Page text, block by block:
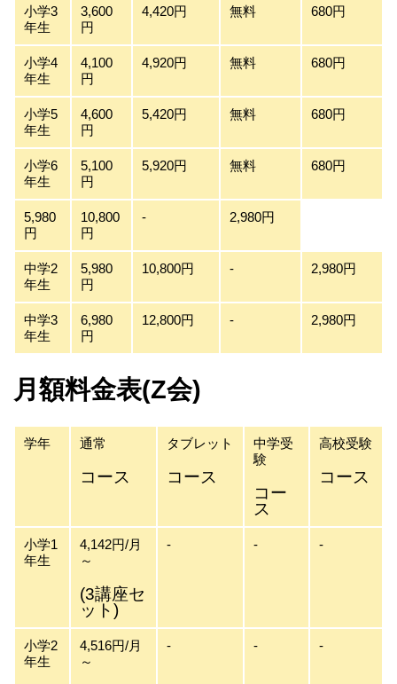
小学3
年生
3,600
円
4,420円 無料 680円
小学4
年生
4,100
円
4,920円 無料 680円
小学5
年生
4,600
円
5,420円 無料 680円
小学6
年生
5,100
円
5,920円 無料 680円
5,980
円
10,800
円
- 2,980円
中学2
年生
5,980
円
10,800円 - 2,980円
中学3
年生
6,980
円
12,800円 - 2,980円
月額料金表(Z会)
学年 通常
コース
タブレット
コース
中学受
験
コー
ス
高校受験
コース
小学1
年生
4,142円/月
～
(3講座セ
ット)
- - -
小学2
年生
4,516円/月
～
- - -